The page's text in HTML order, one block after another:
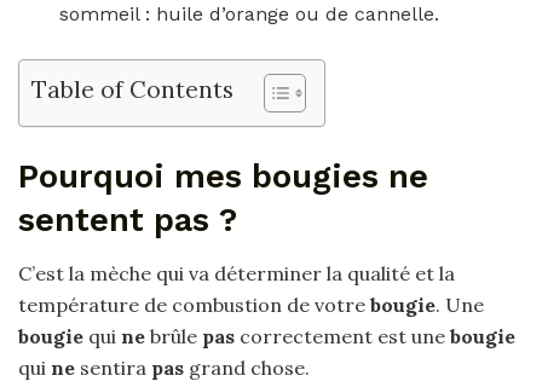
sommeil : huile d’orange ou de cannelle.
Table of Contents
Pourquoi mes bougies ne
sentent pas ?
C’est la mèche qui va déterminer la qualité et la
température de combustion de votre bougie. Une
bougie qui ne brûle pas correctement est une bougie
qui ne sentira pas grand chose.